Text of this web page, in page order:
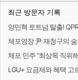
최근 방문자 기록
양민혁 토트넘 탈출!
체포영장 尹 재청구의
체포 민주 “최상목 직위
LGU+ 요금제와 혜택 고